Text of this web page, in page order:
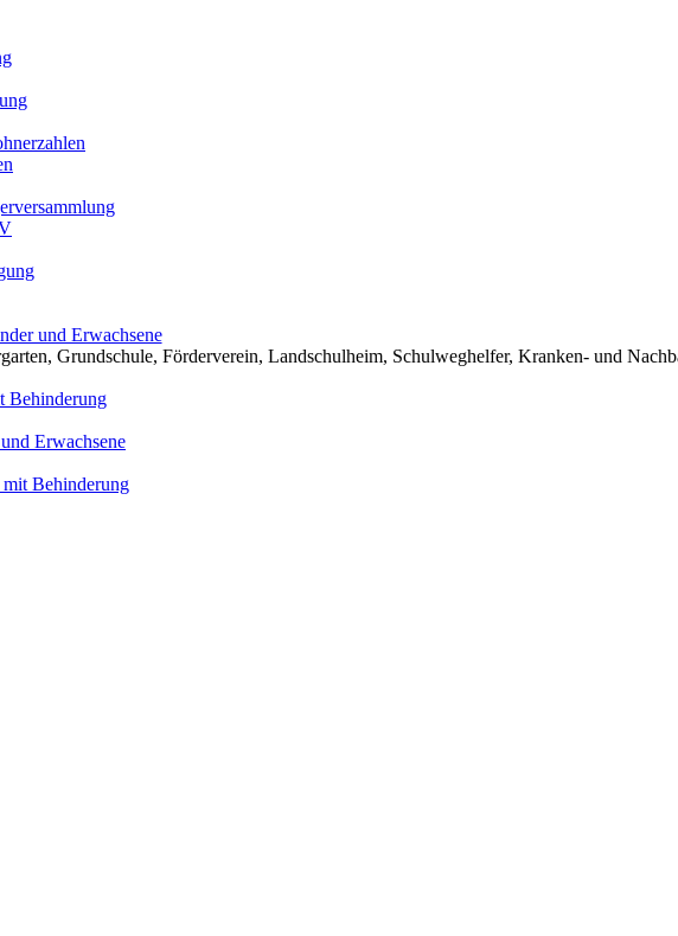
und Erwachsene
Grundschule, Förderverein, Landschulheim, Schulweghelfer, Kranken- und
Behinderung
Erwachsene
Behinderung